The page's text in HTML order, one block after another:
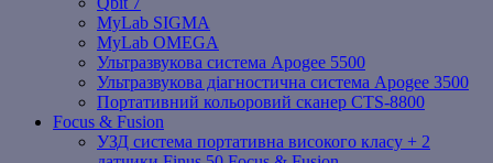
MyLab SIGMA
MyLab OMEGA
Ультразвукова система Apogee 5500
Ультразвукова діагностична система Apogee 3500
Портативний кольоровий сканер CTS-8800
Focus & Fusion
УЗД система портативна високого класу + 2